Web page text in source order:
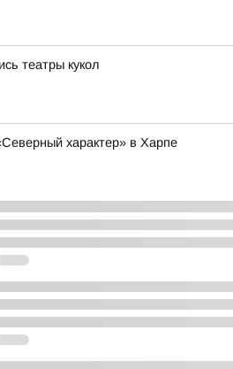
театры кукол
характер» в Харпе